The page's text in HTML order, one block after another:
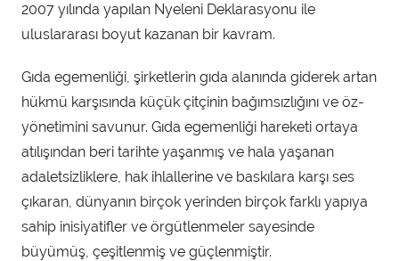
2007 yılında yapılan Nyeleni Deklarasyonu ile
uluslararası boyut kazanan bir kavram.
Gıda egemenliği, şirketlerin gıda alanında giderek artan
hükmü karşısında küçük çitçinin bağımsızlığını ve öz-
yönetimini savunur. Gıda egemenliği hareketi ortaya
atılışından beri tarihte yaşanmış ve hala yaşanan
adaletsizliklere, hak ihlallerine ve baskılara karşı ses
çıkaran, dünyanın birçok yerinden birçok farklı yapıya
sahip inisiyatifler ve örgütlenmeler sayesinde
büyümüş, çeşitlenmiş ve güçlenmiştir.